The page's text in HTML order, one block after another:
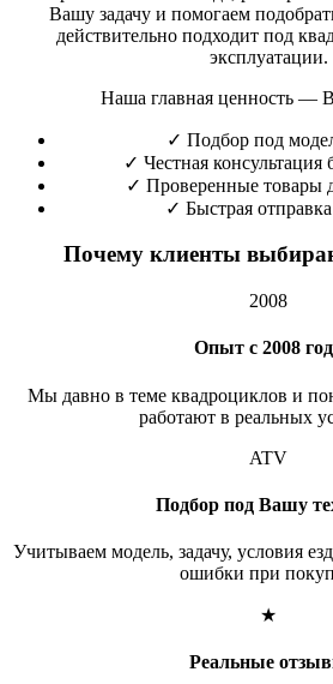
Вашу задачу и помогаем
действительно подходит под
эксплуатации.
Наша главная ценность —
✓ Подбор под
✓ Честная консультация
✓ Проверенные товары
✓ Быстрая
Почему клиенты
2008
Опыт с 2008
Мы давно в теме квадроциклов и
работают в реальных
ATV
Подбор под Вашу
Учитываем модель, задачу, условия
ошибки при
★
Реальные